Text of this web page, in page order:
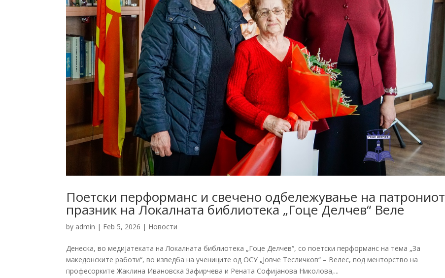
Поетски перформанс и свечено одбележување на патрониот
празник на Локалната библиотека „Гоце Делчев“ Веле
by admin | Feb 5, 2026 | Новости
Денеска, во медијатеката на Локалната библиотека „Гоце Делчев“, со поетски перформанс на тема „За
македонските работи“, во изведба на учениците од ОСУ „Јовче Тесличков“ – Велес, под менторство на
професорките Жаклина Ивановска Зафирчева и Рената Софијанова Николова,...